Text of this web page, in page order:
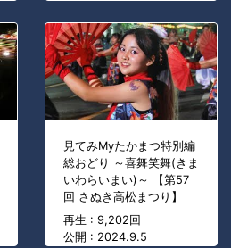
見てみMyたかまつ特別編
総おどり ～喜舞笑舞(きま
いわらいまい)～ 【第57
回 さぬき高松まつり】
再生 : 9,202回
公開 : 2024.9.5